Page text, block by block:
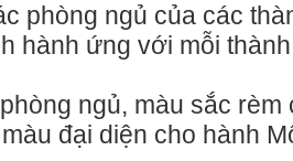
phòng ngủ của các
hành ứng với mỗi
ngủ, màu sắc
đại diện cho hành